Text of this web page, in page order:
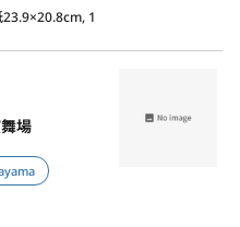
1
場